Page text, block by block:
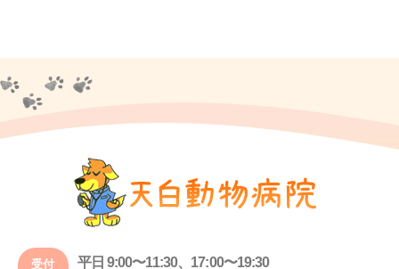
受付
平日 9:00〜11:30、17:00〜19:30